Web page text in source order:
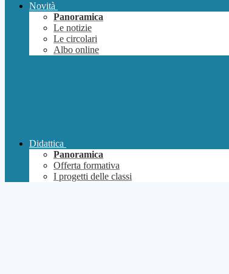
Novità
Panoramica
Le notizie
Le circolari
Albo online
Didattica
Panoramica
Offerta formativa
I progetti delle classi